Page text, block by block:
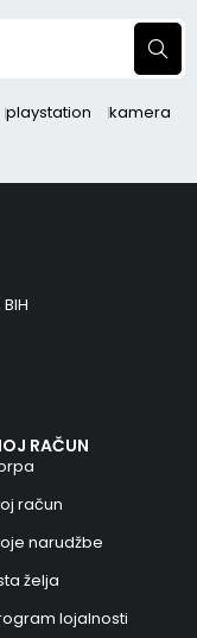
playstation kamera
RAČUN
račun
narudžbe
želja
lojalnosti